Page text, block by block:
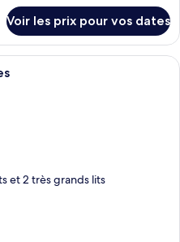
Voir les prix pour vos dates
Une chambre d’hôtel avec un grand
et 2 très grands lits